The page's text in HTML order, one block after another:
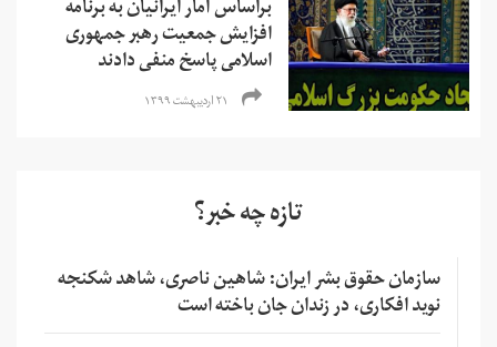
براساس آمار ایرانیان به برنامه
افزایش جمعیت رهبر جمهوری
اسلامی پاسخ منفی دادند
۲۱ اردیبهشت ۱۳۹۹
تازه چه خبر؟
سازمان حقوق بشر ایران: شاهین ناصری، شاهد شکنجه
نوید افکاری، در زندان جان باخته است